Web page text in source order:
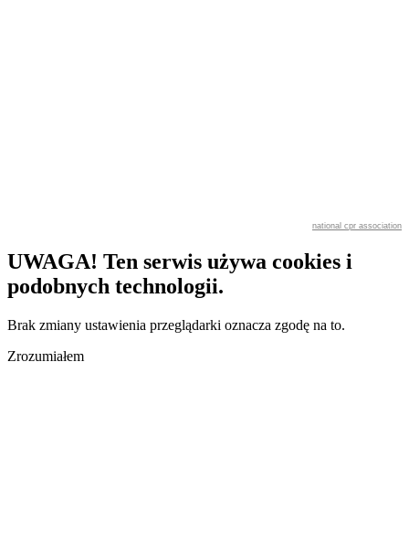
national cpr association
UWAGA! Ten serwis używa cookies i
podobnych technologii.
Brak zmiany ustawienia przeglądarki oznacza zgodę na to.
Zrozumiałem